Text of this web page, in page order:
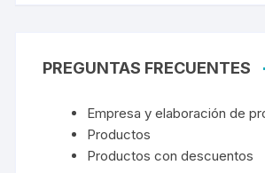
PREGUNTAS FRECUENTES
Empresa y elaboración de
Productos
Productos con descuentos